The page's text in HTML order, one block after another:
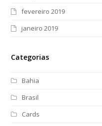
fevereiro 2019
janeiro 2019
Categorias
Bahia
Brasil
Cards